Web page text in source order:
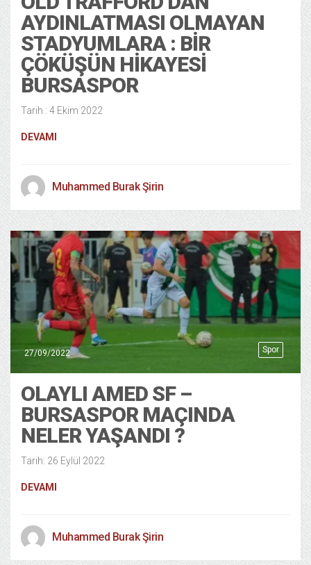
AYDINLATMASI OLMAYAN
STADYUMLARA : BİR
ÇÖKÜŞÜN HİKAYESİ
BURSASPOR
Tarih : 4 Ekim 2022
DEVAMI
Muhammed Burak Şirin
Spor
27/09/2022
OLAYLI AMED SF –
BURSASPOR MAÇINDA
NELER YAŞANDI ?
Tarih: 26 Eylül 2022
DEVAMI
Muhammed Burak Şirin